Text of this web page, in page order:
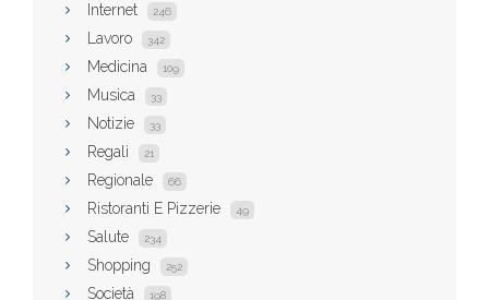
Internet 246
Lavoro 342
Medicina 109
Musica 33
Notizie 33
Regali 21
Regionale 66
Ristoranti E Pizzerie 49
Salute 234
Shopping 252
Società 198